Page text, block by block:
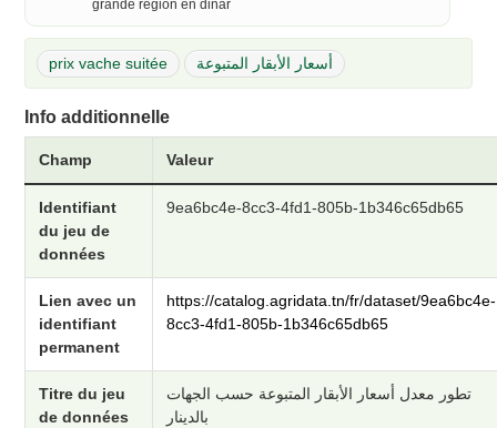
grande région en dinar
prix vache suitée أسعار الأبقار المتبوعة
Info additionnelle
Champ Valeur
Identifiant
du jeu de
données
9ea6bc4e-8cc3-4fd1-805b-1b346c65db65
Lien avec un
identifiant
permanent
https://catalog.agridata.tn/fr/dataset/9ea6bc4e-
8cc3-4fd1-805b-1b346c65db65
Titre du jeu
de données
تطور معدل أسعار الأبقار المتبوعة حسب الجهات
بالدينار